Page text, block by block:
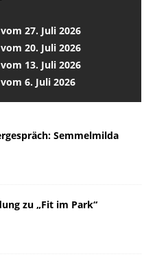
27. Juli 2026
20. Juli 2026
13. Juli 2026
6. Juli 2026
Semmelmilda
zu „Fit im Park“